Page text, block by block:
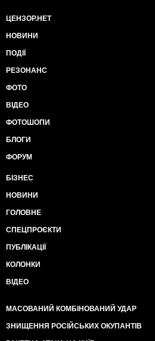
ЦЕНЗОР.НЕТ
НОВИНИ
ПОДІЇ
РЕЗОНАНС
ФОТО
ВІДЕО
ФОТОШОПИ
БЛОГИ
ФОРУМ
БІЗНЕС
НОВИНИ
ГОЛОВНЕ
СПЕЦПРОЄКТИ
ПУБЛІКАЦІЇ
КОЛОНКИ
ВІДЕО
МАСОВАНИЙ КОМБІНОВАНИЙ УДАР
ЗНИЩЕННЯ РОСІЙСЬКИХ ОКУПАНТІВ